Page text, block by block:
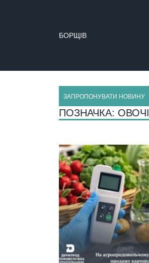
БОРЩІВ
ЗАПРОПОНУВАТИ НОВИНУ
ПОЗНАЧКА: ОВОЧІ